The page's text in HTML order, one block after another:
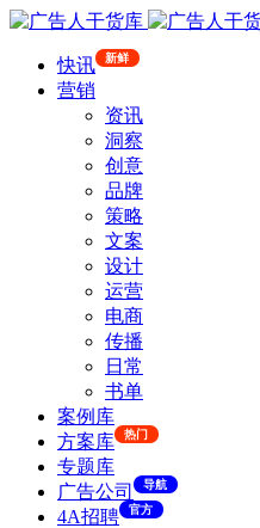
快讯 新鲜
营销
资讯
洞察
创意
品牌
策略
文案
设计
运营
电商
传播
日常
书单
案例库
方案库
热门
专题库
广告公司
导航
4A招聘 官方